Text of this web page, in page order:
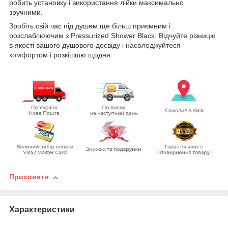
робить установку і використання лійки максимально
зручними.
Зробіть свій час під душем ще більш приємним і
розслаблюючим з Pressurized Shower Black. Відчуйте різницю
в якості вашого душового досвіду і насолоджуйтеся
комфортом і розкішшю щодня.
Приховати
Характеристики